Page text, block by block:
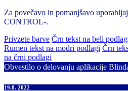
Za povečavo in pomanjšavo
CONTROL-.
Privzete barve Črn tekst na beli
Rumen tekst na modri podlagi Črn
na črni podlagi
Obvestilo o delovanju aplikacije
19.8. 2022